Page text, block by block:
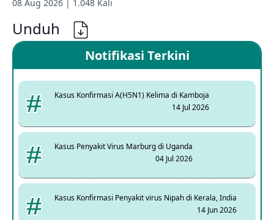
08 Aug 2026 | 1.048 Kali
Unduh
Notifikasi Terkini
Kasus Konfirmasi A(H5N1) Kelima di Kamboja
14 Jul 2026
Kasus Penyakit Virus Marburg di Uganda
04 Jul 2026
Kasus Konfirmasi Penyakit virus Nipah di Kerala, India
14 Jun 2026